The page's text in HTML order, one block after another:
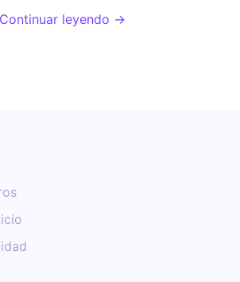
ciudades. Incluye datos reales,
y consejos útiles para
Continuar leyendo →